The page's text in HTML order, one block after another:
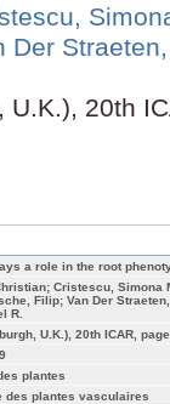
Der
U.K.), 20th
a role in the root
Cristescu, Simona
Filip; Van Der
R.
U.K.), 20th ICAR,
plantes
des plantes vasculaires